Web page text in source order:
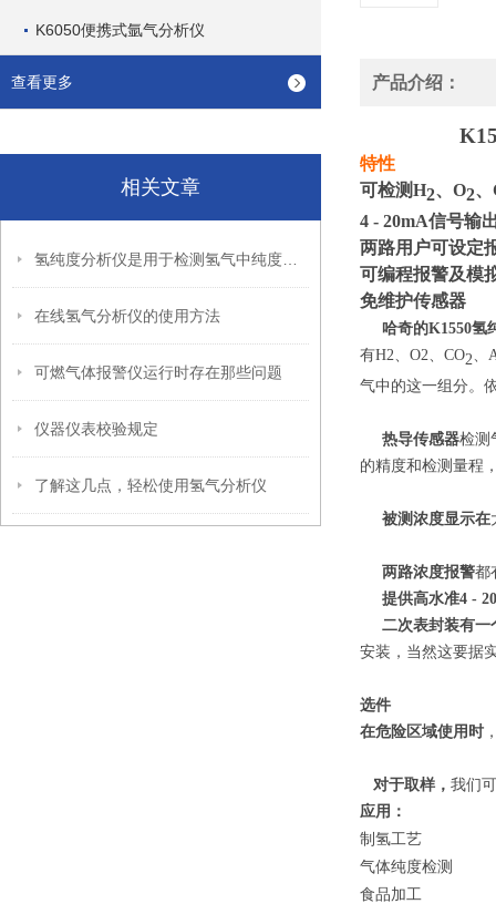
K6050便携式氩气分析仪
查看更多
相关文章
在线氢气分析仪的使用方法
可燃气体报警仪运行时存在那些问题
仪器仪表校验规定
了解这几点，轻松使用氢气分析仪
产品介绍：
特性
可检测H2、O2
4 - 20mA信号输
两路用户可设定
可编程报警及模
免维护传感器
哈奇的K1550氢
有H2、O2、CO2
气中的这一组分。
热导传感器检测
的精度和检测量程
被测浓度显示在
两路浓度报警都
提供高水准4 -
二次表封装有一
安装，当然这要据
选件
在危险区域使用时
对于取样， 我们
应用：
制氢工艺
气体纯度检测
食品加工